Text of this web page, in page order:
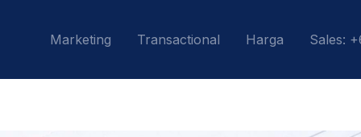
Marketing Transactional Harga Sales: